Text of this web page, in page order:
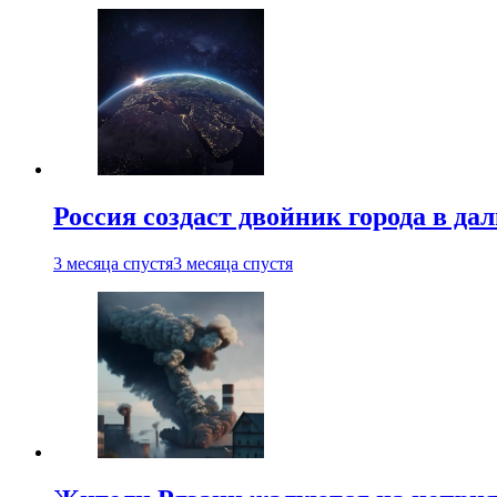
Россия создаст двойник города в
3 месяца спустя3 месяца спустя